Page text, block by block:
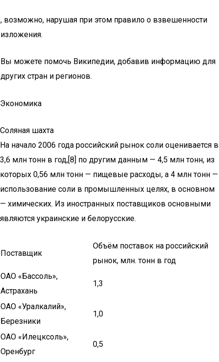
, возможно, нарушая при этом правило о взвешенности
изложения.
Вы можете помочь Википедии, добавив информацию для
других стран и регионов.
Экономика
Соляная шахта
На начало 2006 года российский рынок соли оценивается в
3,6 млн тонн в год,[8] по другим данным — 4,5 млн тонн, из
которых 0,56 млн тонн — пищевые расходы, а 4 млн тонн —
использование соли в промышленных целях, в основном
— химических. Из иностранных поставщиков основными
являются украинские и белорусские.
Поставщик
Объём поставок на российский
рынок, млн. тонн в год
ОАО «Бассоль»,
Астрахань
1,3
ОАО «Уралкалий»,
Березники
1,0
ОАО «Илецксоль»,
Оренбург
0,5